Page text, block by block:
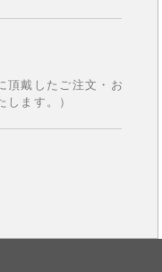
頂戴したご注文・お
ます。）